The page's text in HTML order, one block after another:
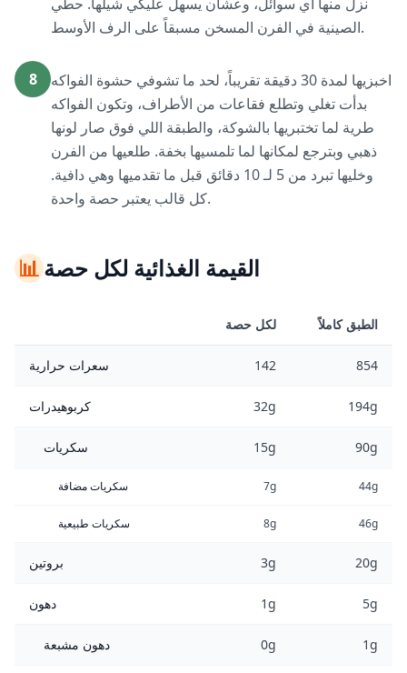
الصينية في الفرن المسخن مسبقاً على الرف الأوسط.
8
اخبزيها لمدة 30 دقيقة تقريباً، لحد ما تشوفي حشوة الفواكه
بدأت تغلي وتطلع فقاعات من الأطراف، وتكون الفواكه
طرية لما تختبريها بالشوكة، والطبقة اللي فوق صار لونها
ذهبي وبترجع لمكانها لما تلمسيها بخفة. طلعيها من الفرن
وخليها تبرد من 5 لـ 10 دقائق قبل ما تقدميها وهي دافية.
كل قالب يعتبر حصة واحدة.
📊القيمة الغذائية لكل حصة
لكل حصة الطبق كاملاً
سعرات حرارية 142 854
كربوهيدرات 32g 194g
سكريات 15g 90g
سكريات مضافة 7g 44g
سكريات طبيعية 8g 46g
بروتين 3g 20g
دهون 1g 5g
دهون مشبعة 0g 1g